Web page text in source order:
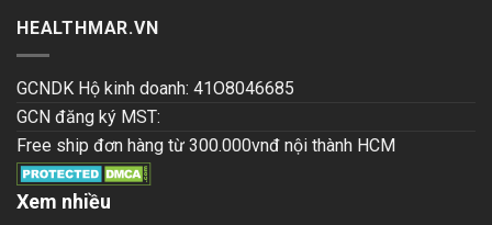
HEALTHMAR.VN
GCNDK Hộ kinh doanh: 41O8046685
GCN đăng ký MST:
Free ship đơn hàng từ 300.000vnđ nội thành HCM
Xem nhiều